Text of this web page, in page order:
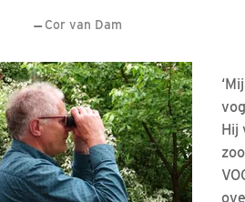
Cor van Dam
Hij